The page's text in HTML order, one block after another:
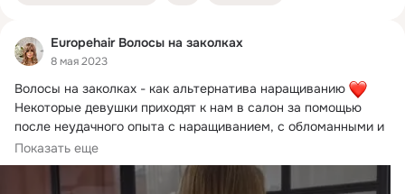
Europehair Волосы на заколках
8 мая 2023
Волосы на заколках - как альтернатива наращиванию
Некоторые девушки приходят к нам в салон за помощью
после неудачного опыта с наращиванием, с обломанными и
поредевшими волосами
Показать еще